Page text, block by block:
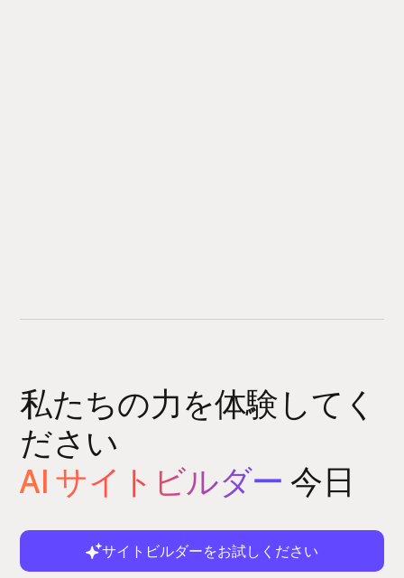
私たちの力を体験してく
ださい
AI サイトビルダー 今日
サイトビルダーをお試しください